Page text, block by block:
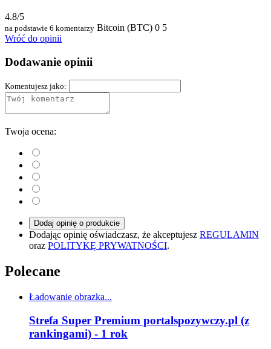
4.8/5
na podstawie 6 komentarzy Bitcoin (BTC) 0 5
Wróć do opinii
Dodawanie opinii
Komentujesz jako:
Twoja ocena:
Dodaj opinię o produkcie
Dodając opinię oświadczasz, że akceptujesz REGULAMIN
oraz POLITYKĘ PRYWATNOŚCI.
Polecane
Ładowanie obrazka...
Strefa Super Premium portalspozywczy.pl (z
rankingami) - 1 rok